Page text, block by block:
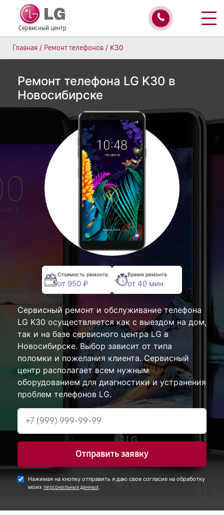
Сервисный центр
Главная / Ремонт телефонов / K30
Ремонт телефона LG K30 в
Новосибирске
Стоимость ремонта
от 950 ₽
Время ремонта
от 40 мин
Сервисный ремонт и обслуживание телефона
LG K30 осуществляется как с выездом на дом,
так и на базе сервисного центра LG в
Новосибирске. Выбор зависит от типа
поломки и пожелания клиента. Сервисный
центр располагает всем нужным
оборудованием для диагностики и устранения
проблем телефонов LG.
Отправить заявку
Нажимая на кнопку отправить я даю свое согласие на обработку
моих персональных данных.